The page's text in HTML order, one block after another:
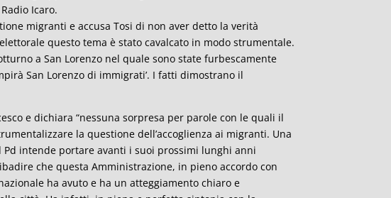
Icaro.
migranti e accusa Tosi di non aver detto la verità
questo tema è stato cavalcato in modo strumentale.
a San Lorenzo nel quale sono state furbescamente
San Lorenzo di immigrati’. I fatti dimostrano il
e dichiara “nessuna sorpresa per parole con le quali il
la questione dell’accoglienza ai migranti. Una
intende portare avanti i suoi prossimi lunghi anni
che questa Amministrazione, in pieno accordo con
ha avuto e ha un atteggiamento chiaro e